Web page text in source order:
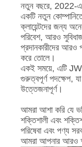
আবেদন
সাইট
ম্যাপ
PRIVACY
POLICY
নতুন বছরে, 2022-
একটি নতুন
ক্লায়েন্টদের জন্য
পরিবেশ, আরও
প্রদানকারীদের আরও
করে তোলে।
একই সময়ে, এটি
গুরুত্বপূর্ণ পদক্ষেপ,
উত্তেজনাপূর্ণ।
আমরা আশা করি যে
শক্তিশালী এবং
পরিষেবা এবং পণ্য
আমরা আপনার আরও